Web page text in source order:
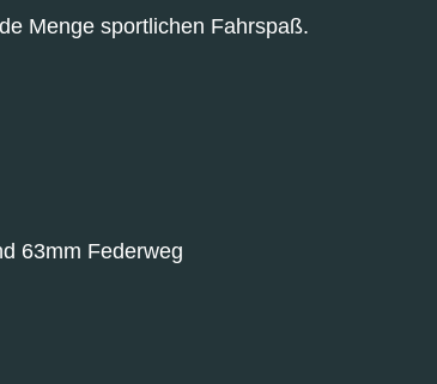
Menge sportlichen Fahrspaß.
63mm Federweg